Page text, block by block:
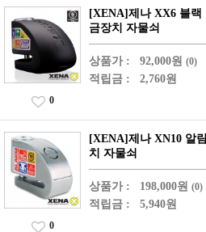
[XENA]제나 XX6 블랙
금장치 자물쇠
상품가 : 92,000원 (0)
적립금 : 2,760원
0
[XENA]제나 XN10 알
치 자물쇠
상품가 : 198,000원 (0)
적립금 : 5,940원
0